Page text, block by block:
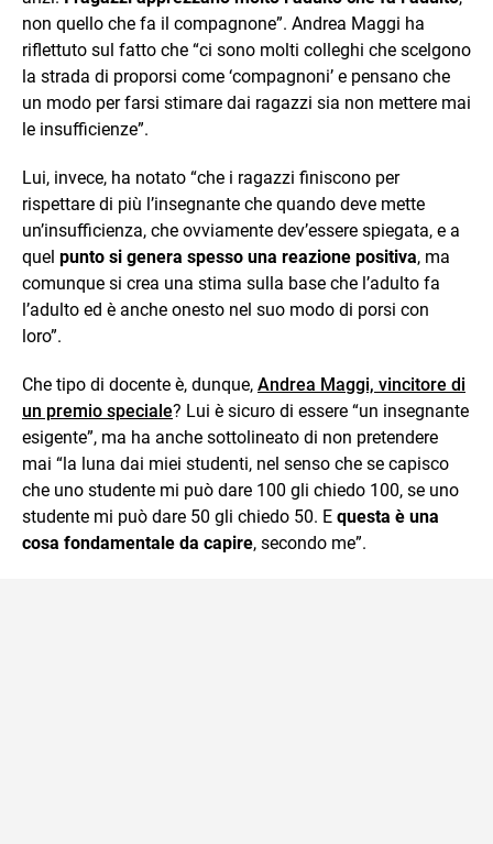
non quello che fa il compagnone”. Andrea Maggi ha
riflettuto sul fatto che “ci sono molti colleghi che scelgono
la strada di proporsi come ‘compagnoni’ e pensano che
un modo per farsi stimare dai ragazzi sia non mettere mai
le insufficienze”.
Lui, invece, ha notato “che i ragazzi finiscono per
rispettare di più l’insegnante che quando deve mette
un’insufficienza, che ovviamente dev’essere spiegata, e a
quel punto si genera spesso una reazione positiva, ma
comunque si crea una stima sulla base che l’adulto fa
l’adulto ed è anche onesto nel suo modo di porsi con
loro”.
Che tipo di docente è, dunque, Andrea Maggi, vincitore di
un premio speciale? Lui è sicuro di essere “un insegnante
esigente”, ma ha anche sottolineato di non pretendere
mai “la luna dai miei studenti, nel senso che se capisco
che uno studente mi può dare 100 gli chiedo 100, se uno
studente mi può dare 50 gli chiedo 50. E questa è una
cosa fondamentale da capire, secondo me”.